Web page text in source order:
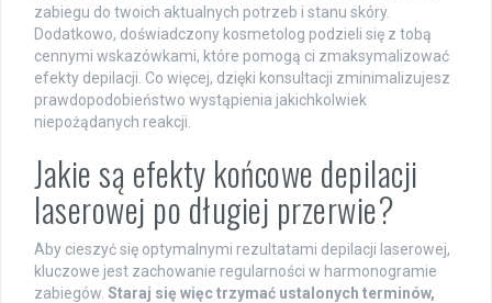
zabiegu do twoich aktualnych potrzeb i stanu skóry.
Dodatkowo, doświadczony kosmetolog podzieli się z tobą
cennymi wskazówkami, które pomogą ci zmaksymalizować
efekty depilacji. Co więcej, dzięki konsultacji zminimalizujesz
prawdopodobieństwo wystąpienia jakichkolwiek
niepożądanych reakcji.
Jakie są efekty końcowe depilacji
laserowej po długiej przerwie?
Aby cieszyć się optymalnymi rezultatami depilacji laserowej,
kluczowe jest zachowanie regularności w harmonogramie
zabiegów. Staraj się więc trzymać ustalonych terminów,